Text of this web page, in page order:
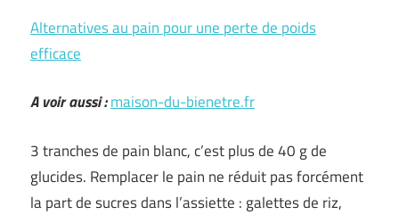
Alternatives au pain pour une perte de poids
efficace
A voir aussi :maison-du-bienetre.fr
3 tranches de pain blanc, c’est plus de 40 g de
glucides. Remplacer le pain ne réduit pas forcément
la part de sucres dans l’assiette : galettes de riz,